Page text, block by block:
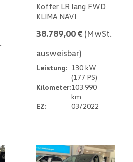
Koffer LR lang FWD
KLIMA NAVI
38.789,00 € (MwSt.
ausweisbar)
Leistung: 130 kW
(177 PS)
Kilometer:103.990
km
EZ:
03/2022